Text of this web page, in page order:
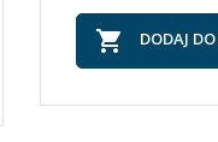
 DODAJ